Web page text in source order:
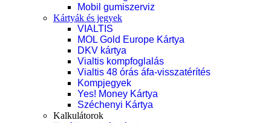
Mobil gumiszerviz
Kártyák és jegyek
VIALTIS
MOL Gold Europe Kártya
DKV kártya
Vialtis kompfoglalás
Vialtis 48 órás áfa-visszatérítés
Kompjegyek
Yes! Money Kártya
Széchenyi Kártya
Kalkulátorok